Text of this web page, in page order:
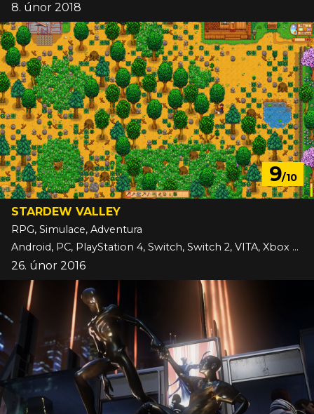
8. únor 2018
9/10
STARDEW VALLEY
RPG, Simulace, Adventura
Android, PC, PlayStation 4, Switch, Switch 2, VITA, Xbox One, iOS
26. únor 2016